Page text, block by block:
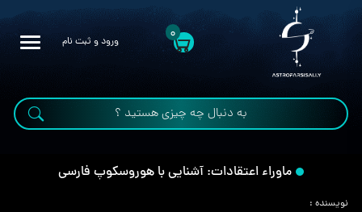
0 ورود و ثبت نام
ماوراء اعتقادات: آشنایی با هوروسکوپ فارسی
نویسنده :